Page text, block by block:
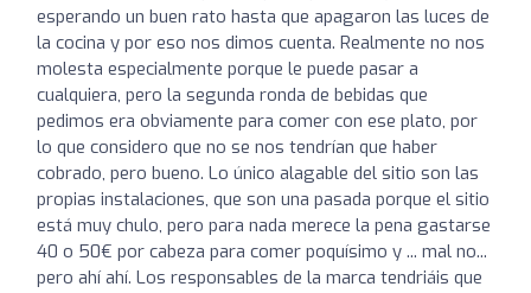
esperando un buen rato hasta que apagaron las luces de
la cocina y por eso nos dimos cuenta. Realmente no nos
molesta especialmente porque le puede pasar a
cualquiera, pero la segunda ronda de bebidas que
pedimos era obviamente para comer con ese plato, por
lo que considero que no se nos tendrían que haber
cobrado, pero bueno. Lo único alagable del sitio son las
propias instalaciones, que son una pasada porque el sitio
está muy chulo, pero para nada merece la pena gastarse
40 o 50€ por cabeza para comer poquísimo y ... mal no...
pero ahí ahí. Los responsables de la marca tendriáis que